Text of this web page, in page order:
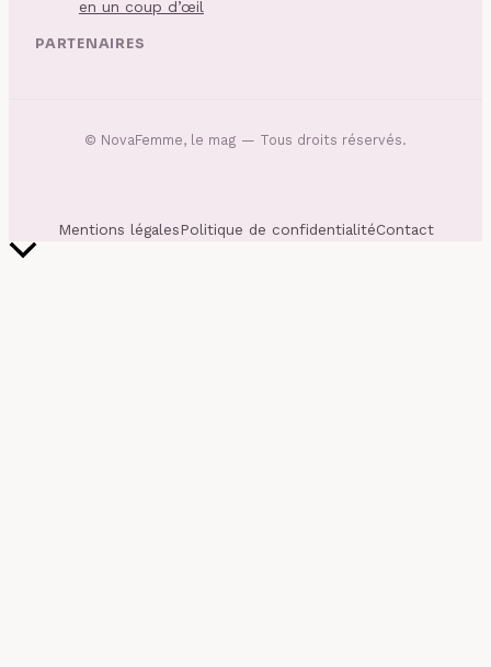
en un coup d’œil
PARTENAIRES
© NovaFemme, le mag — Tous droits réservés.
Mentions légalesPolitique de confidentialitéContact